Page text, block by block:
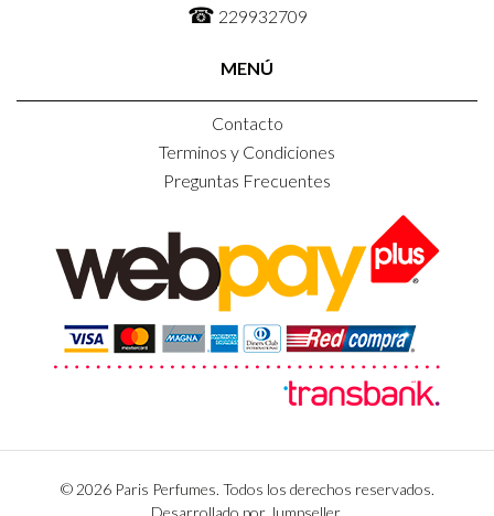
☎ 229932709
MENÚ
Contacto
Terminos y Condiciones
Preguntas Frecuentes
© 2026 Paris Perfumes. Todos los derechos reservados.
Desarrollado por Jumpseller.